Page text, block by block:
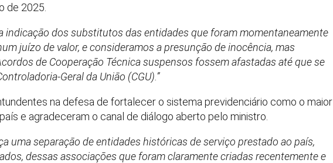
de 2025.
indicação dos substitutos das entidades que foram momentaneamente
juízo de valor, e consideramos a presunção de inocência, mas
de Cooperação Técnica suspensos fossem afastadas até que se
Geral da União (CGU).”
na defesa de fortalecer o sistema previdenciário como o maior
e agradeceram o canal de diálogo aberto pelo ministro.
uma separação de entidades históricas de serviço prestado ao país,
dessas associações que foram claramente criadas recentemente e